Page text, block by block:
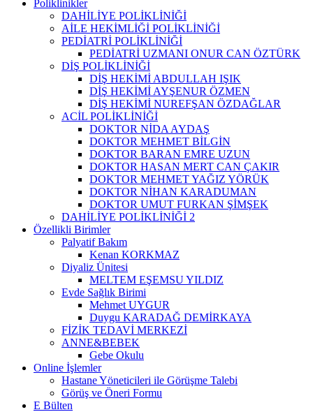
Poliklinikler
DAHİLİYE POLİKLİNİĞİ
AİLE HEKİMLİĞİ POLİKLİNİĞİ
PEDİATRİ POLİKLİNİĞİ
PEDİATRİ UZMANI ONUR CAN ÖZTÜRK
DİŞ POLİKLİNİĞİ
DİŞ HEKİMİ ABDULLAH IŞIK
DİŞ HEKİMİ AYŞENUR ÖZMEN
DİŞ HEKİMİ NUREFŞAN ÖZDAĞLAR
ACİL POLİKLİNİĞİ
DOKTOR NİDA AYDAŞ
DOKTOR MEHMET BİLGİN
DOKTOR BARAN EMRE UZUN
DOKTOR HASAN MERT CAN ÇAKIR
DOKTOR MEHMET YAĞIZ YÖRÜK
DOKTOR NİHAN KARADUMAN
DOKTOR UMUT FURKAN ŞİMŞEK
DAHİLİYE POLİKLİNİĞİ 2
Özellikli Birimler
Palyatif Bakım
Kenan KORKMAZ
Diyaliz Ünitesi
MELTEM EŞEMSU YILDIZ
Evde Sağlık Birimi
Mehmet UYGUR
Duygu KARADAĞ DEMİRKAYA
FİZİK TEDAVİ MERKEZİ
ANNE&BEBEK
Gebe Okulu
Online İşlemler
Hastane Yöneticileri ile Görüşme Talebi
Görüş ve Öneri Formu
E Bülten